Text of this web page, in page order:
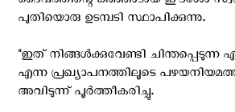
പുതിയൊരു ഉടമ്പടി സ്ഥാപിക്കുന്നു.
"ഇത് നിങ്ങൾക്കുവേണ്ടി ചിന്തപ്പെടുന്ന
എന്ന പ്രഖ്യാപനത്തിലൂടെ
അവിടുന്ന് പൂർത്തീകരിച്ചു.